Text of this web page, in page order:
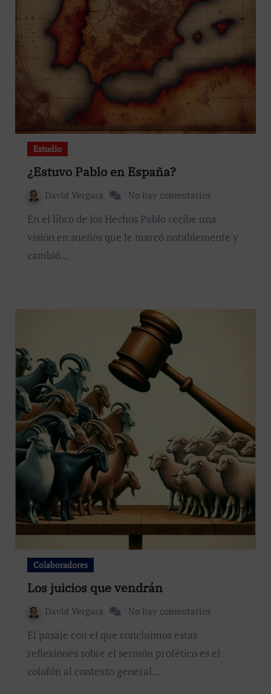
Estudio
¿Estuvo Pablo en España?
David Vergara No hay comentarios
En el libro de los Hechos Pablo recibe una
visión en sueños que le marcó notablemente y
cambió…
Colaboradores
Los juicios que vendrán
David Vergara No hay comentarios
El pasaje con el que concluimos estas
reflexiones sobre el sermón profético es el
colofón al contexto general…